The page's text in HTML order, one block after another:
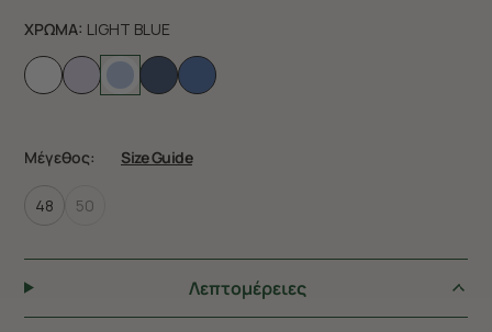
ΧΡΩΜΑ: LIGHT BLUE
Μέγεθος: Size Guide
48 50
Λεπτομέρειες